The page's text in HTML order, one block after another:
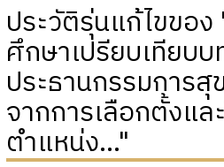
ประวัติรุ่นแก้ไขของ
ศึกษาเปรียบเทียบ
ประธานกรรมการ
จากการเลือกตั้งแล
ตำแหน่ง..."